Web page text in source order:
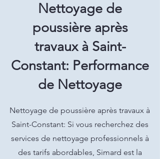
Nettoyage de
poussière après
travaux à Saint-
Constant: Performance
de Nettoyage
Nettoyage de poussière après travaux à
Saint-Constant: Si vous recherchez des
services de nettoyage professionnels à
des tarifs abordables, Simard est la